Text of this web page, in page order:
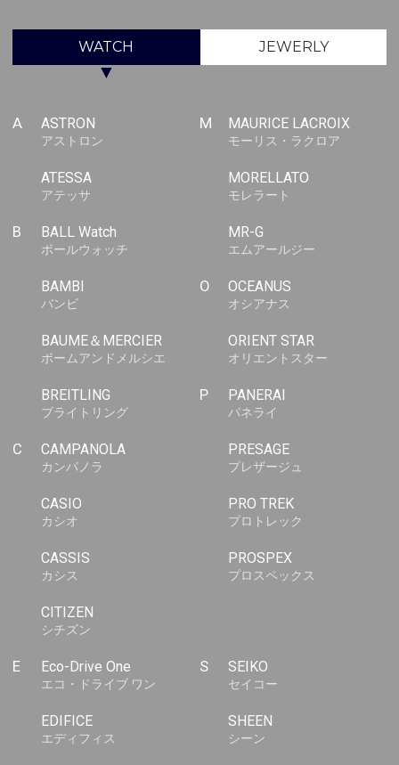
WATCH JEWERLY
▼
A ASTRON
アストロン
ATESSA
アテッサ
B BALL Watch
ボールウォッチ
BAMBI
バンビ
BAUME＆MERCIER
ボームアンドメルシエ
BREITLING
ブライトリング
C CAMPANOLA
カンパノラ
CASIO
カシオ
CASSIS
カシス
CITIZEN
シチズン
E Eco-Drive One
エコ・ドライブ ワン
EDIFICE
エディフィス
M MAURICE LACROIX
モーリス・ラクロア
MORELLATO
モレラート
MR-G
エムアールジー
O OCEANUS
オシアナス
ORIENT STAR
オリエントスター
P PANERAI
パネライ
PRESAGE
プレザージュ
PRO TREK
プロトレック
PROSPEX
プロスペックス
S SEIKO
セイコー
SHEEN
シーン